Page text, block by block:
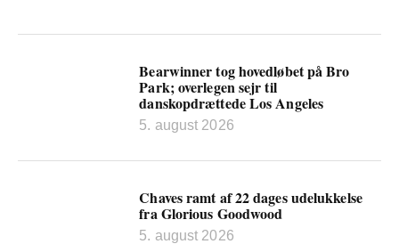
Bearwinner tog hovedløbet på Bro
Park; overlegen sejr til
danskopdrættede Los Angeles
5. august 2026
Chaves ramt af 22 dages udelukkelse
fra Glorious Goodwood
5. august 2026